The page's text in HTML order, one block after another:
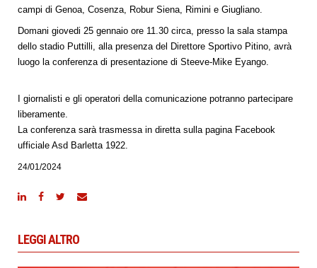
campi di Genoa, Cosenza, Robur Siena, Rimini e Giugliano.
Domani giovedi 25 gennaio ore 11.30 circa, presso la sala stampa
dello stadio Puttilli, alla presenza del Direttore Sportivo Pitino, avrà
luogo la conferenza di presentazione di Steeve-Mike Eyango.
I giornalisti e gli operatori della comunicazione potranno partecipare
liberamente.
La conferenza sarà trasmessa in diretta sulla pagina Facebook
ufficiale Asd Barletta 1922.
24/01/2024
LEGGI ALTRO